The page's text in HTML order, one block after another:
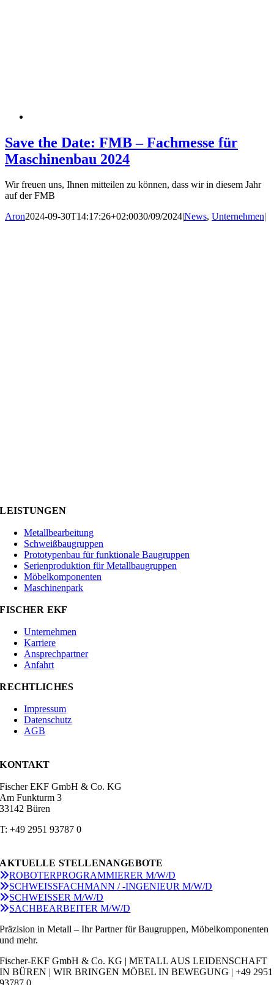
Save the Date: FMB – Fachmesse für
Maschinenbau 2024
Wir freuen uns, Ihnen mitteilen zu können, dass wir in diesem Jahr
auf der FMB
Aron2024-09-30T14:17:26+02:0030/09/2024|News, Unternehmen|
LEISTUNGEN
Metallbearbeitung
Schweißbaugruppen
Prototypenbau für funktionale Baugruppen
Serienproduktion für Metallbaugruppen
Möbelkomponenten
Maschinenpark
FISCHER EKF
Unternehmen
Karriere
Ansprechpartner
Anfahrt
RECHTLICHES
Impressum
Datenschutz
AGB
KONTAKT
Fischer EKF GmbH & Co. KG
Am Funkturm 3
33142 Büren
T: +49 2951 93787 0
AKTUELLE STELLENANGEBOTE
ROBOTERPROGRAMMIERER M/W/D
SCHWEISSFACHMANN / -INGENIEUR M/W/D
SCHWEISSER M/W/D
SACHBEARBEITER M/W/D
Präzision in Metall – Ihr Partner für Baugruppen, Möbelkomponenten
und mehr.
Fischer-EKF GmbH & Co. KG | METALL AUS LEIDENSCHAFT
IN BÜREN | WIR BRINGEN MÖBEL IN BEWEGUNG | +49 2951